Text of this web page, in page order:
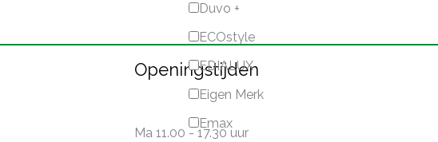
Duvo +
ECOstyle
EDIALUX
Eigen Merk
Emax
Openingstijden
Ma 11.00 - 17.30 uur